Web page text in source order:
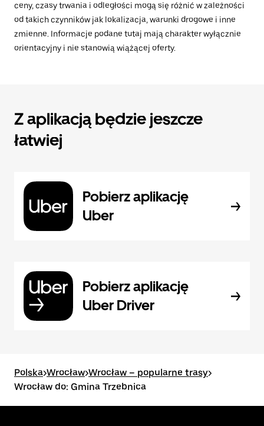
ceny, czasy trwania i odległości mogą się różnić w zależności
od takich czynników jak lokalizacja, warunki drogowe i inne
zmienne. Informacje podane tutaj mają charakter wyłącznie
orientacyjny i nie stanowią wiążącej oferty.
Z aplikacją będzie jeszcze
łatwiej
Pobierz aplikację
Uber
Pobierz aplikację
Uber Driver
Polska>Wrocław>Wrocław – popularne trasy>
Wrocław do: Gmina Trzebnica